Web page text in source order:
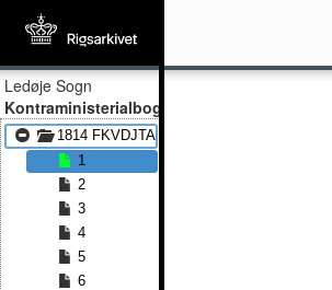
Ledøje Sogn
Kontraministerialbog
1814 FKVDJTA - 1834 FKVDJTA
1
2
3
4
5
6